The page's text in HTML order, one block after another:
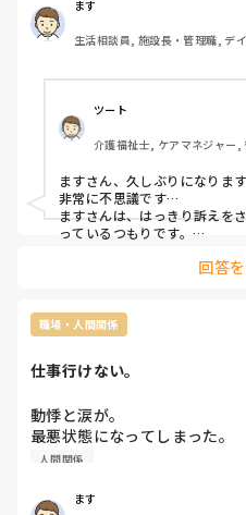
ます
生活相談員, 施設長・管理職, デ
ツート
介護福祉士, ケアマネジャー
ますさん、久しぶりになりま
非常に不思議です…
ますさんは、はっきり訴えを
っているつもりです。
かなり前から悩まれています
もしやそんな退職しか誰が見
い程心の疲労困憊がすすんで
と違い）もられる、ほれが心
が…
ますさん、一番心配な疲労困
か、ここはどーなのかと気に
れて下さい…退職のみ、です
回答
職場・人間関係
仕事行けない。
動悸と涙が。
最悪状態になってしまった。
人間関係
ます